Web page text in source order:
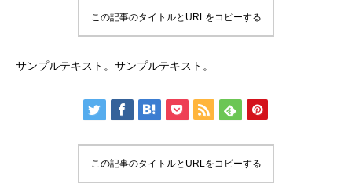
この記事のタイトルとURLをコピーする
サンプルテキスト。サンプルテキスト。
この記事のタイトルとURLをコピーする